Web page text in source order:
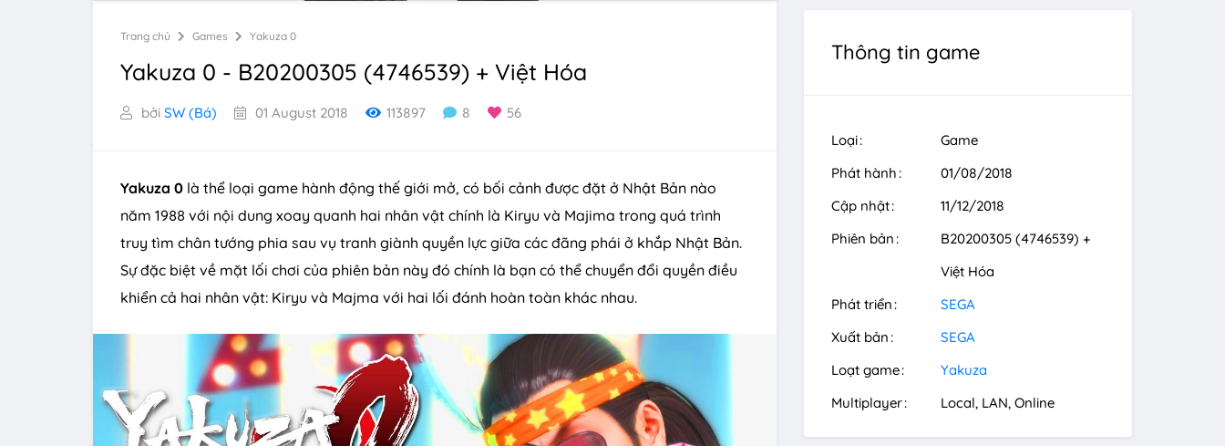
Trang chủ Games Yakuza 0
Yakuza 0 - B20200305 (4746539) + Việt Hóa
bởi SW (Bá) 01 August 2018 113897 8 56
Yakuza 0 là thể loại game hành động thế giới mở, có bối cảnh được đặt ở Nhật Bản nào
năm 1988 với nội dung xoay quanh hai nhân vật chính là Kiryu và Majima trong quá trình
truy tìm chân tướng phia sau vụ tranh giành quyền lực giữa các đãng phái ở khắp Nhật Bản.
Sự đặc biệt về mặt lối chơi của phiên bản này đó chính là bạn có thể chuyển đổi quyền điều
khiển cả hai nhân vật: Kiryu và Majma với hai lối đánh hoàn toàn khác nhau.
Thông tin game
Loại
Game
Phát hành
01/08/2018
Cập nhật
11/12/2018
Phiên bản
B20200305 (4746539) +
Việt Hóa
Phát triển
SEGA
Xuất bản
SEGA
Loạt game
Yakuza
Multiplayer
Local LAN Online